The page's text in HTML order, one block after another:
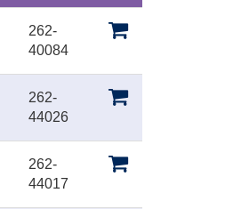
Kursstatus
262-
40084
262-
44026
262-
44017